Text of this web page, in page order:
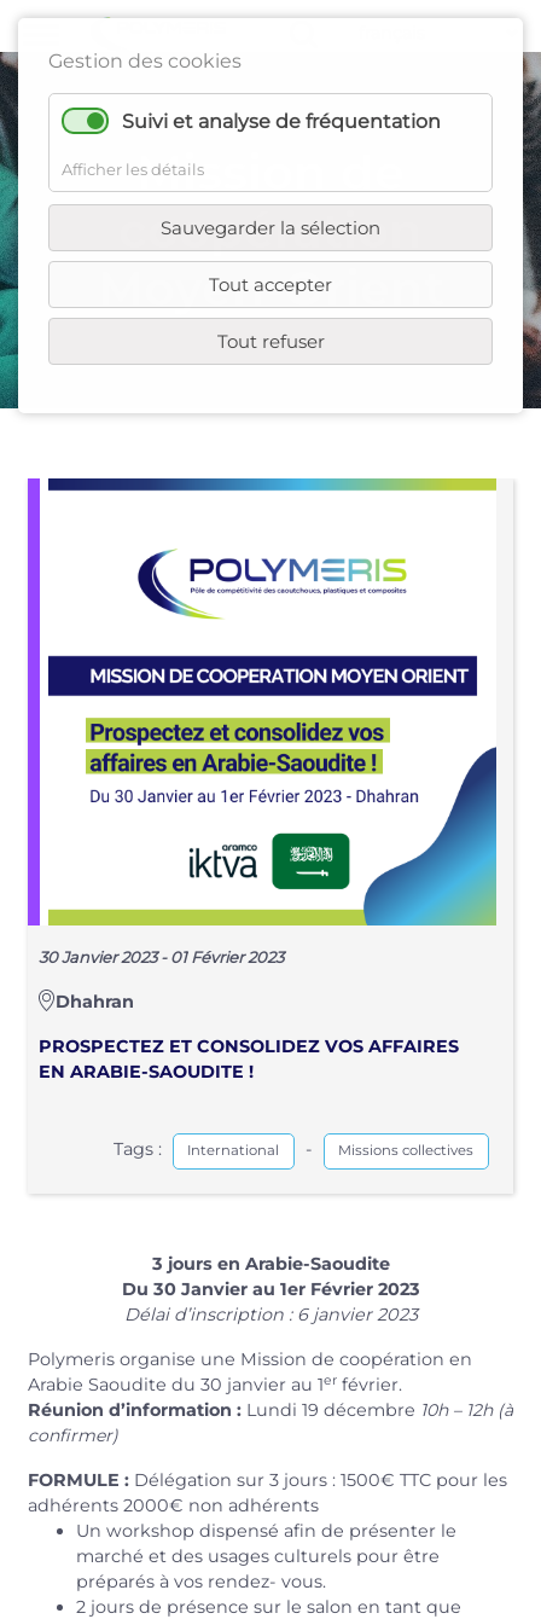
Gestion des cookies
Suivi et analyse de fréquentation
Afficher les détails
Sauvegarder la sélection
Tout accepter
Tout refuser
Mission de
coopération
Moyen-Orient
30 Janvier 2023 - 01 Février 2023
Dhahran
PROSPECTEZ ET CONSOLIDEZ VOS AFFAIRES
EN ARABIE-SAOUDITE !
Tags : International - Missions collectives
3 jours en Arabie-Saoudite
Du 30 Janvier au 1er Février 2023
Délai d’inscription : 6 janvier 2023
Polymeris organise une Mission de coopération en
Arabie Saoudite du 30 janvier au 1er février.
Réunion d’information : Lundi 19 décembre 10h – 12h (à
confirmer)
FORMULE : Délégation sur 3 jours : 1500€ TTC pour les
adhérents 2000€ non adhérents
Un workshop dispensé afin de présenter le
marché et des usages culturels pour être
préparés à vos rendez- vous.
2 jours de présence sur le salon en tant que